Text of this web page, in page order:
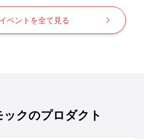
イベントを全て見る
クのプロダクト